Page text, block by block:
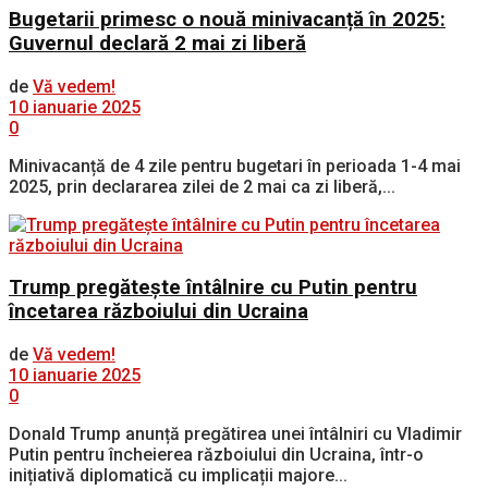
Bugetarii primesc o nouă minivacanță în 2025:
Guvernul declară 2 mai zi liberă
de Vă vedem!
10 ianuarie 2025
0
Minivacanță de 4 zile pentru bugetari în perioada 1-4 mai
2025, prin declararea zilei de 2 mai ca zi liberă,...
Trump pregătește întâlnire cu Putin pentru
încetarea războiului din Ucraina
de Vă vedem!
10 ianuarie 2025
0
Donald Trump anunță pregătirea unei întâlniri cu Vladimir
Putin pentru încheierea războiului din Ucraina, într-o
inițiativă diplomatică cu implicații majore...